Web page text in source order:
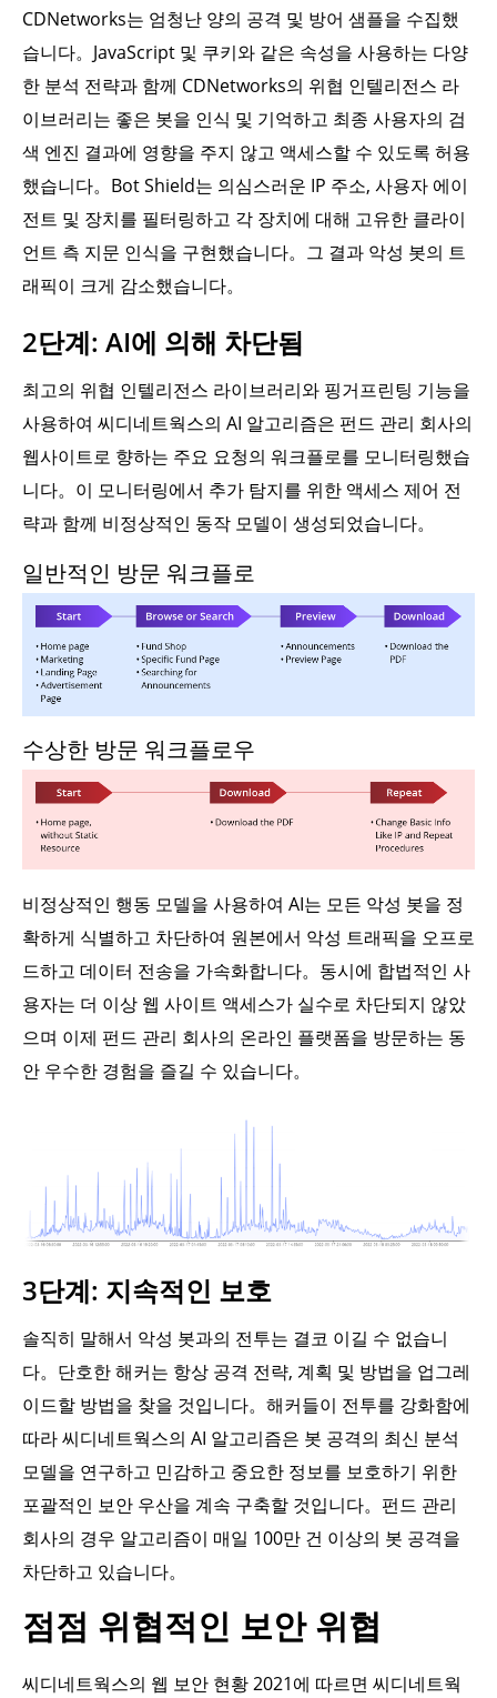
CDNetworks는 엄청난 양의 공격 및 방어 샘플을 수집했
습니다。JavaScript 및 쿠키와 같은 속성을 사용하는 다양
한 분석 전략과 함께 CDNetworks의 위협 인텔리전스 라
이브러리는 좋은 봇을 인식 및 기억하고 최종 사용자의 검
색 엔진 결과에 영향을 주지 않고 액세스할 수 있도록 허용
했습니다。Bot Shield는 의심스러운 IP 주소, 사용자 에이
전트 및 장치를 필터링하고 각 장치에 대해 고유한 클라이
언트 측 지문 인식을 구현했습니다。그 결과 악성 봇의 트
래픽이 크게 감소했습니다。
2단계: AI에 의해 차단됨
최고의 위협 인텔리전스 라이브러리와 핑거프린팅 기능을
사용하여 씨디네트웍스의 AI 알고리즘은 펀드 관리 회사의
웹사이트로 향하는 주요 요청의 워크플로를 모니터링했습
니다。이 모니터링에서 추가 탐지를 위한 액세스 제어 전
략과 함께 비정상적인 동작 모델이 생성되었습니다。
일반적인 방문 워크플로
수상한 방문 워크플로우
비정상적인 행동 모델을 사용하여 AI는 모든 악성 봇을 정
확하게 식별하고 차단하여 원본에서 악성 트래픽을 오프로
드하고 데이터 전송을 가속화합니다。동시에 합법적인 사
용자는 더 이상 웹 사이트 액세스가 실수로 차단되지 않았
으며 이제 펀드 관리 회사의 온라인 플랫폼을 방문하는 동
안 우수한 경험을 즐길 수 있습니다。
3단계: 지속적인 보호
솔직히 말해서 악성 봇과의 전투는 결코 이길 수 없습니
다。단호한 해커는 항상 공격 전략, 계획 및 방법을 업그레
이드할 방법을 찾을 것입니다。해커들이 전투를 강화함에
따라 씨디네트웍스의 AI 알고리즘은 봇 공격의 최신 분석
모델을 연구하고 민감하고 중요한 정보를 보호하기 위한
포괄적인 보안 우산을 계속 구축할 것입니다。펀드 관리
회사의 경우 알고리즘이 매일 100만 건 이상의 봇 공격을
차단하고 있습니다。
점점 위협적인 보안 위협
씨디네트웍스의 웹 보안 현황 2021에 따르면 씨디네트웍